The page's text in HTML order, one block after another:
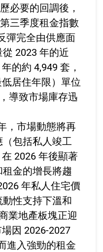
必要的回調後，
三季度租金指數
彈完全由供應面
2023 年的近
的約 4,949 套，
居住年限）單位
導致市場庫存迅
，市場動態將再
包括私人竣工
2026 年後顯著
金的增長將趨
年私人住宅價
性支持下溫和
業地產板塊正迎
因 2026-2027
進入強勁的租金